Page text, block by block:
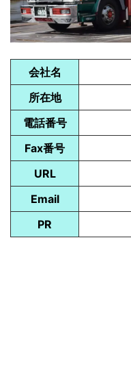
会社名
所在地
電話番号
Fax番号
URL
Email
PR